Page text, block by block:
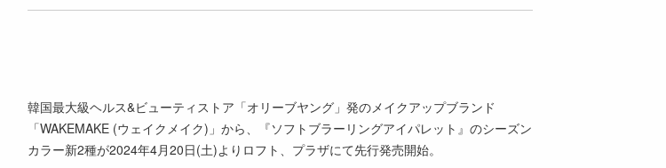
韓国最大級ヘルス&ビューティストア「オリーブヤング」発のメイクアップブランド
「WAKEMAKE (ウェイクメイク)」から、『ソフトブラーリングアイパレット』のシーズン
カラー新2種が2024年4月20日(土)よりロフト、プラザにて先行発売開始。